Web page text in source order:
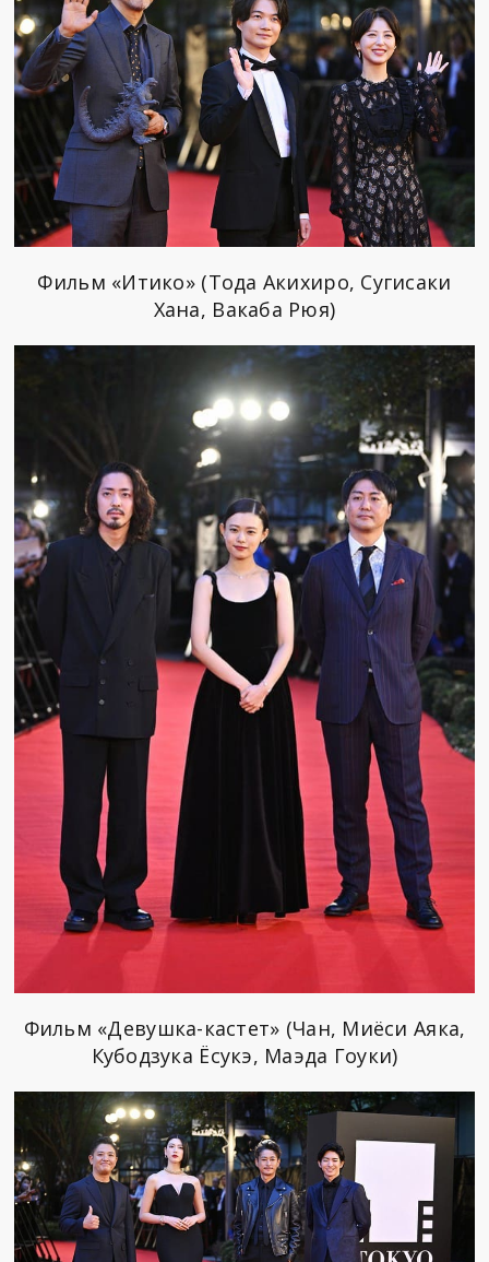
Фильм «Итико» (Тода Акихиро, Сугисаки
Хана, Вакаба Рюя)
Фильм «Девушка-кастет» (Чан, Миёси Аяка,
Кубодзука Ёсукэ, Маэда Гоуки)